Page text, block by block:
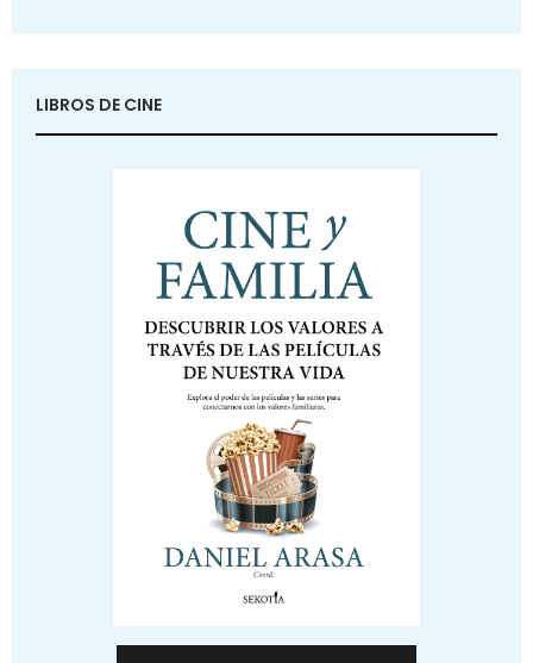
LIBROS DE CINE